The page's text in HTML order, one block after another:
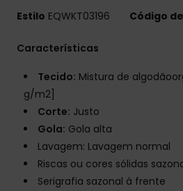
Estilo EQWKT03196 Código
Características
Tecido: Mistura de
g/m2]
Corte: Justo
Gola: Gola alta
Lavagem: Lavagem normal
Riscas ou cores sólidas
Serigrafia sazonal à frente